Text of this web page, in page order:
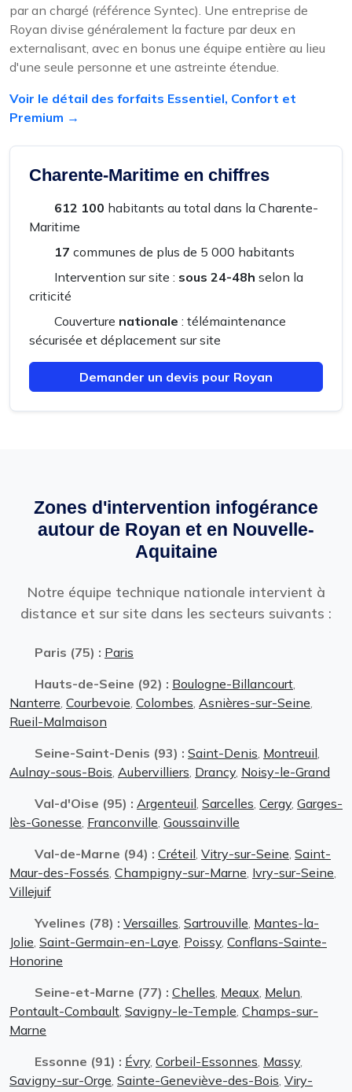
par an chargé (référence Syntec). Une entreprise de
Royan divise généralement la facture par deux en
externalisant, avec en bonus une équipe entière au lieu
d'une seule personne et une astreinte étendue.
Voir le détail des forfaits Essentiel, Confort et
Premium →
Charente-Maritime en chiffres
612 100 habitants au total dans la Charente-
Maritime
17 communes de plus de 5 000 habitants
Intervention sur site : sous 24-48h selon la
criticité
Couverture nationale : télémaintenance
sécurisée et déplacement sur site
Demander un devis pour Royan
Zones d'intervention infogérance
autour de Royan et en Nouvelle-
Aquitaine
Notre équipe technique nationale intervient à
distance et sur site dans les secteurs suivants :
Paris (75) : Paris
Hauts-de-Seine (92) : Boulogne-Billancourt
Nanterre Courbevoie Colombes Asnières-sur-Seine
Rueil-Malmaison
Seine-Saint-Denis (93) : Saint-Denis Montreuil
Aulnay-sous-Bois Aubervilliers Drancy Noisy-le-Grand
Val-d'Oise (95) : Argenteuil Sarcelles Cergy Garges-
lès-Gonesse Franconville Goussainville
Val-de-Marne (94) : Créteil Vitry-sur-Seine Saint-
Maur-des-Fossés Champigny-sur-Marne Ivry-sur-Seine
Villejuif
Yvelines (78) : Versailles Sartrouville Mantes-la-
Jolie Saint-Germain-en-Laye Poissy Conflans-Sainte-
Honorine
Seine-et-Marne (77) : Chelles Meaux Melun
Pontault-Combault Savigny-le-Temple Champs-sur-
Marne
Essonne (91) : Évry Corbeil-Essonnes Massy
Savigny-sur-Orge Sainte-Geneviève-des-Bois Viry-